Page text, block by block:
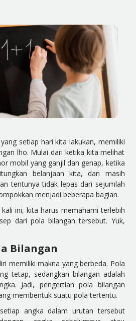
setiap hari kita lakukan, memiliki
lho. Mulai dari ketika kita melihat
mobil yang ganjil dan genap, ketika
belanjaan kita, dan masih
tentunya tidak lepas dari sejumlah
menjadi beberapa bagian.
ini, kita harus memahami terlebih
dari pola bilangan tersebut. Yuk,
Bilangan
memiliki makna yang berbeda. Pola
tetap, sedangkan bilangan adalah
Jadi, pengertian pola bilangan
membentuk suatu pola tertentu.
angka dalam urutan tersebut